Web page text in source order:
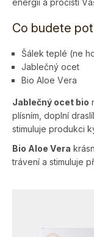
Co budete
Šálek teplé (ne
Jablečný ocet
Bio Aloe Vera
Jablečný ocet bio
plísním, doplní
stimuluje produkci
Bio Aloe Vera
trávení a stimuluje